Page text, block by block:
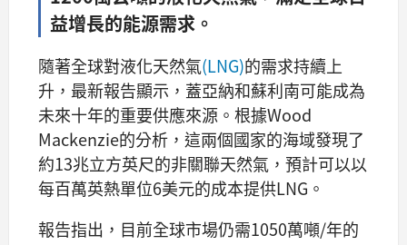
益增長的能源需求。
隨著全球對液化天然氣(LNG)的需求持續上
升，最新報告顯示，蓋亞納和蘇利南可能成為
未來十年的重要供應來源。根據Wood
Mackenzie的分析，這兩個國家的海域發現了
約13兆立方英尺的非關聯天然氣，預計可以以
每百萬英熱單位6美元的成本提供LNG。
報告指出，目前全球市場仍需1050萬噸/年的